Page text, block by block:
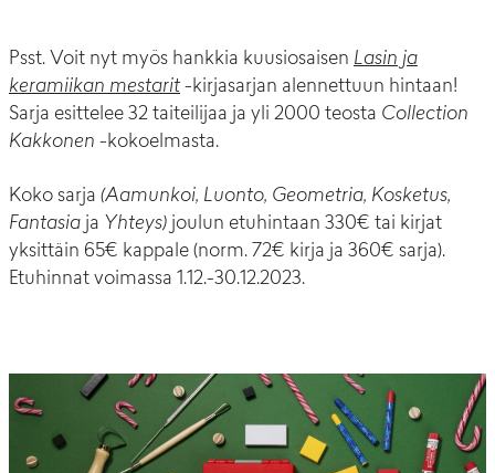
Psst. Voit nyt myös hankkia kuusiosaisen Lasin ja
keramiikan mestarit -kirjasarjan alennettuun hintaan!
Sarja esittelee 32 taiteilijaa ja yli 2000 teosta Collection
Kakkonen -kokoelmasta.
Koko sarja (Aamunkoi, Luonto, Geometria, Kosketus,
Fantasia ja Yhteys) joulun etuhintaan 330€ tai kirjat
yksittäin 65€ kappale (norm. 72€ kirja ja 360€ sarja).
Etuhinnat voimassa 1.12.-30.12.2023.